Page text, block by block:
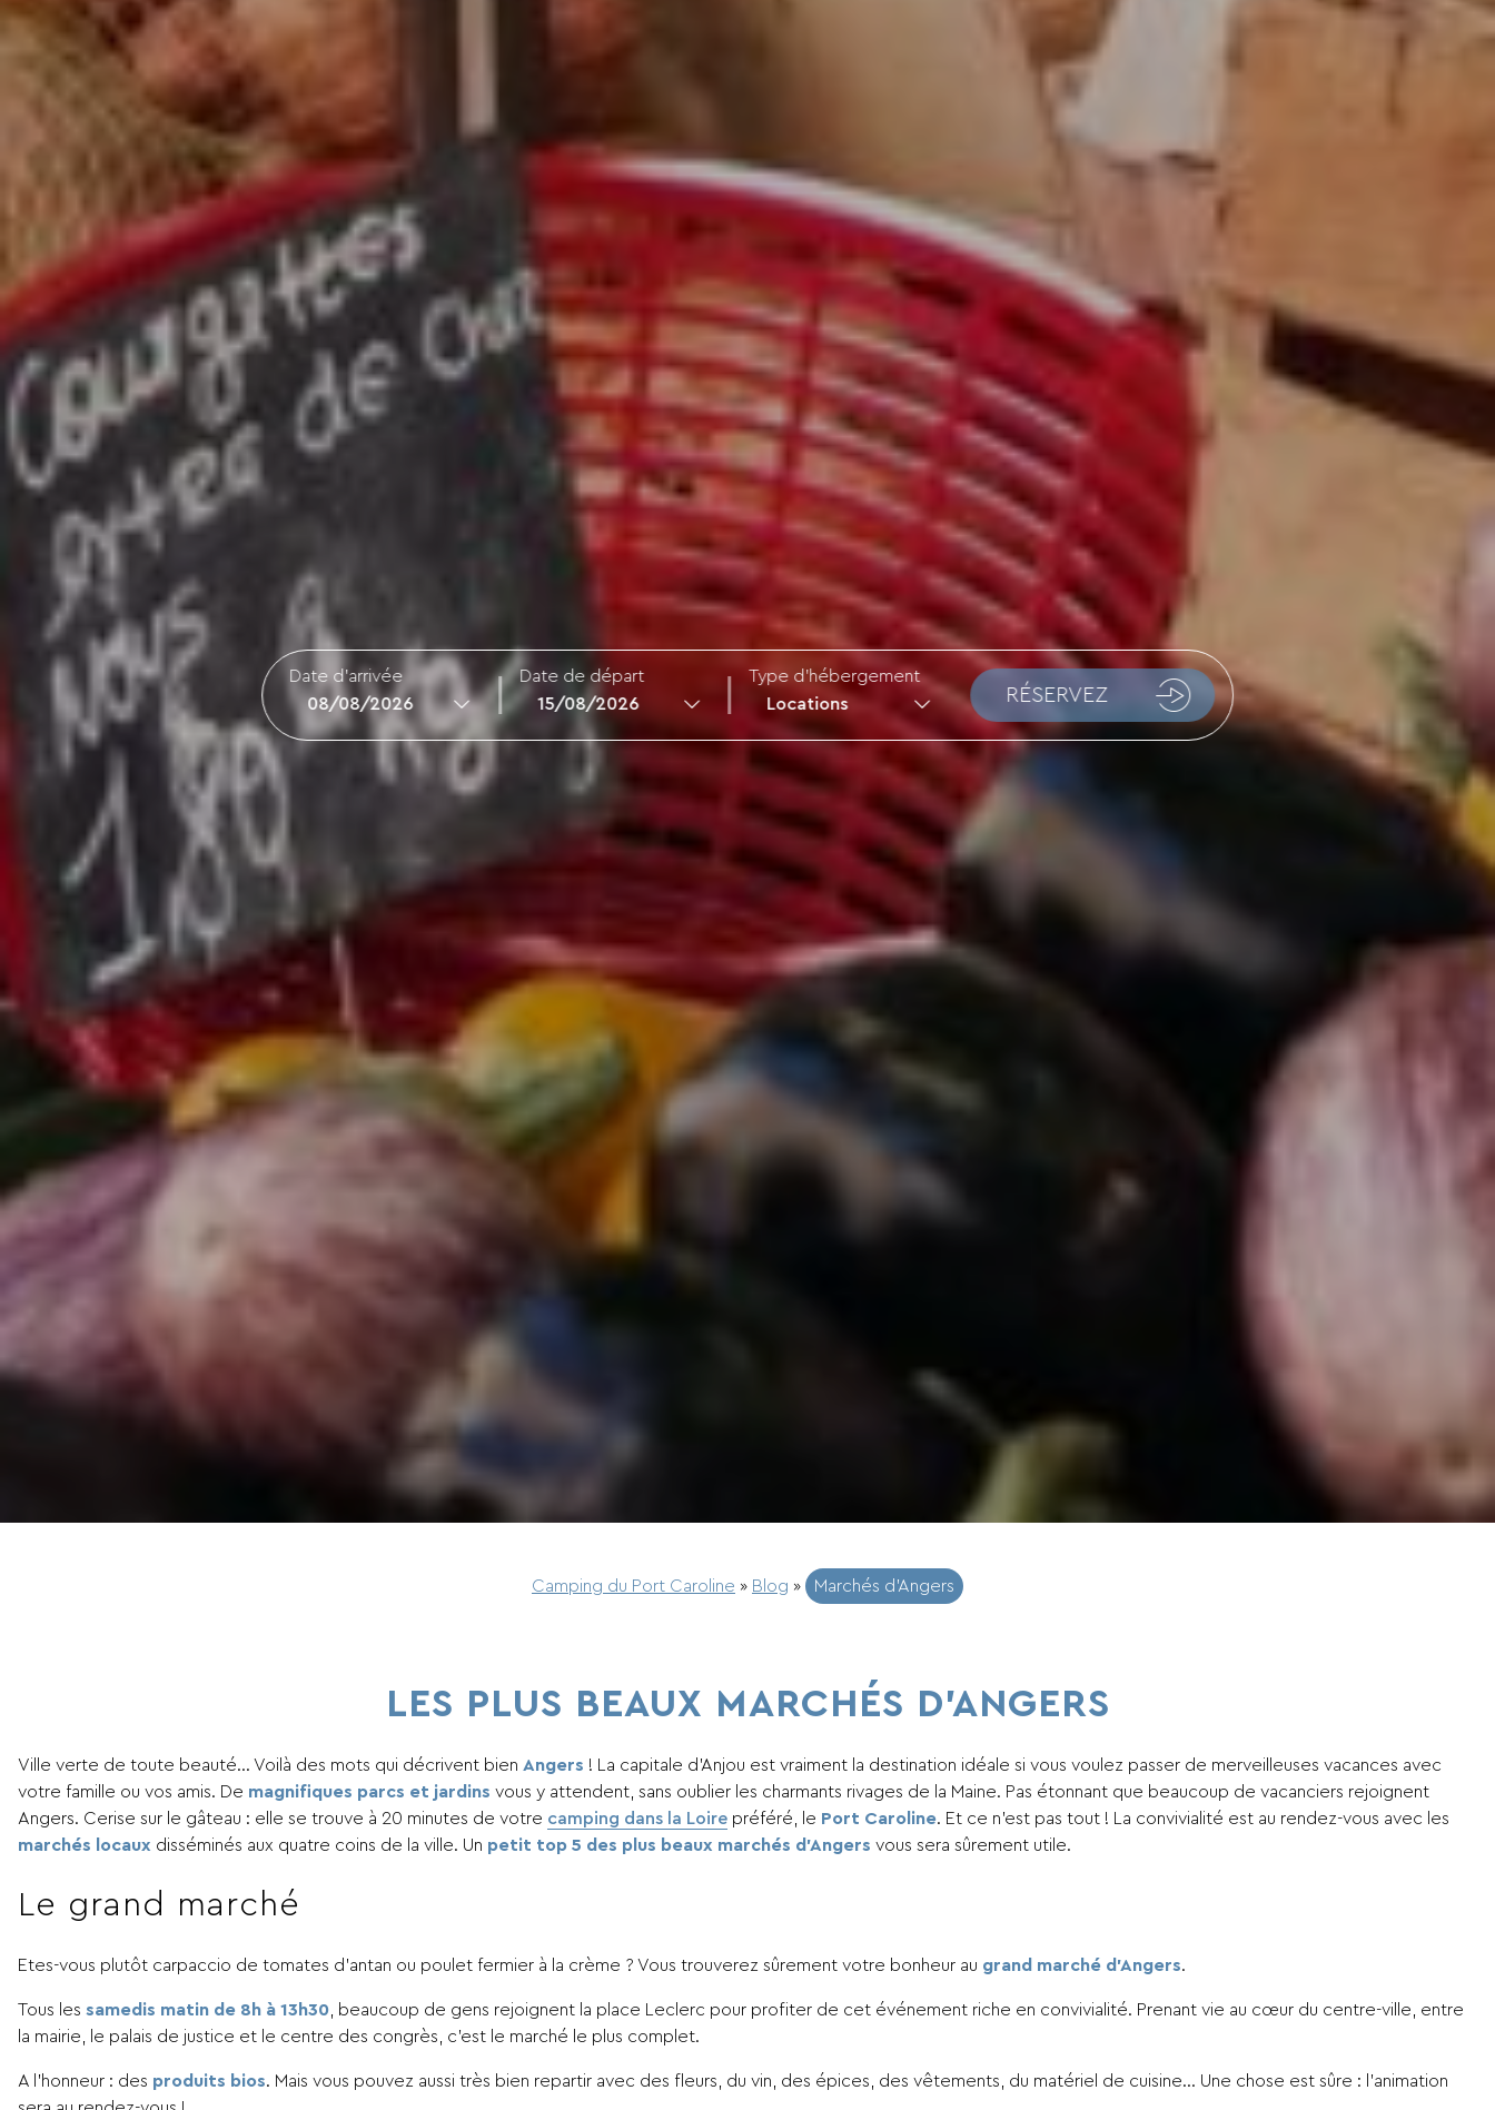
Date d'arrivée Date de départ Type d'hébergement
RÉSERVEZ
Camping du Port Caroline » Blog » Marchés d’Angers
LES PLUS BEAUX MARCHÉS D’ANGERS
Ville verte de toute beauté… Voilà des mots qui décrivent bien Angers ! La capitale d’Anjou est vraiment la destination idéale si vous voulez passer de merveilleuses vacances avec
votre famille ou vos amis. De magnifiques parcs et jardins vous y attendent, sans oublier les charmants rivages de la Maine. Pas étonnant que beaucoup de vacanciers rejoignent
Angers. Cerise sur le gâteau : elle se trouve à 20 minutes de votre camping dans la Loire préféré, le Port Caroline. Et ce n’est pas tout ! La convivialité est au rendez-vous avec les
marchés locaux disséminés aux quatre coins de la ville. Un petit top 5 des plus beaux marchés d’Angers vous sera sûrement utile.
Le grand marché
Etes-vous plutôt carpaccio de tomates d’antan ou poulet fermier à la crème ? Vous trouverez sûrement votre bonheur au grand marché d’Angers.
Tous les samedis matin de 8h à 13h30 , beaucoup de gens rejoignent la place Leclerc pour profiter de cet événement riche en convivialité. Prenant vie au cœur du centre-ville, entre
la mairie, le palais de justice et le centre des congrès, c’est le marché le plus complet.
A l’honneur : des produits bios. Mais vous pouvez aussi très bien repartir avec des fleurs, du vin, des épices, des vêtements, du matériel de cuisine… Une chose est sûre : l’animation